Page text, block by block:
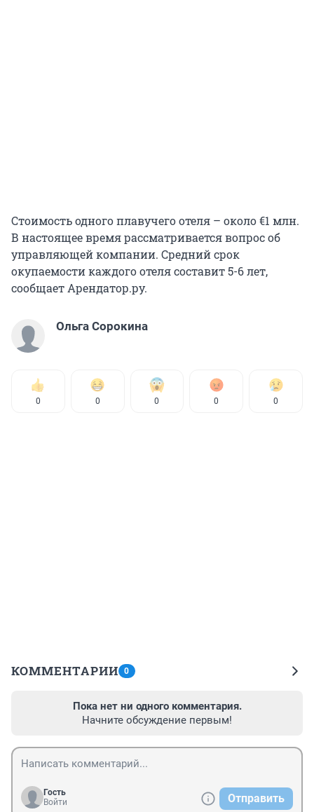
Стоимость одного плавучего отеля – около €1 млн.
В настоящее время рассматривается вопрос об
управляющей компании. Средний срок
окупаемости каждого отеля составит 5-6 лет,
сообщает Арендатор.ру.
Ольга Сорокина
0 0 0 0 0
КОММЕНТАРИИ 0
Пока нет ни одного комментария.
Начните обсуждение первым!
Гость
Войти
Отправить